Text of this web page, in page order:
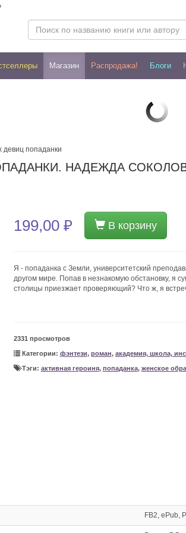
Магазин Распродажа! Блоги
девиц попаданки
НАДЕЖДА
199,00 ₽ В корзину
Я - попаданка с Земли, университетский
другом мире. Попав в незнакомую обстановку, я
столицы приезжает проверяющий? Что ж, я
2331 просмотров
Категории: фэнтези, роман, академия, школа,
Тэги: активная героиня, попаданка, женское
FB2, ePub,